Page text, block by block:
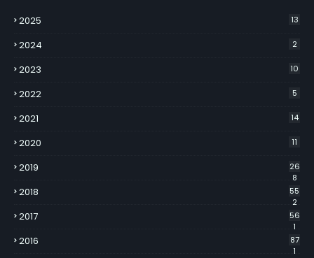
2025 13
2024 2
2023 10
2022 5
2021 14
2020 11
2019
26
8
2018
55
2
2017
56
1
2016
87
1